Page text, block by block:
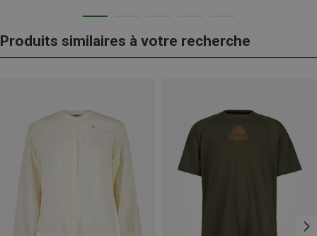
Produits similaires à votre recherche